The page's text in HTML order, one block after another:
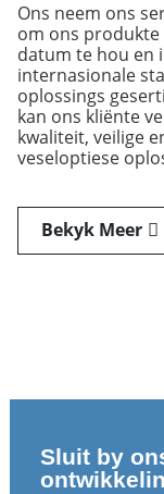
Ons neem ons
om ons produkte
datum te hou en
internasionale
oplossings
kan ons kliënte
kwaliteit, veilige
veseloptiese
Bekyk Meer
Sluit by